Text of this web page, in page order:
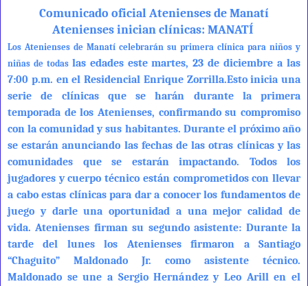
Comunicado oficial Atenienses de Manatí
Atenienses inician clínicas: MANATÍ
Los Atenienses de Manatí celebrarán su primera clínica para niños y
niñas de todas las edades este martes, 23 de diciembre a las
7:00 p.m. en el Residencial Enrique Zorrilla.Esto inicia una
serie de clínicas que se harán durante la primera
temporada de los Atenienses, confirmando su compromiso
con la comunidad y sus habitantes. Durante el próximo año
se estarán anunciando las fechas de las otras clínicas y las
comunidades que se estarán impactando. Todos los
jugadores y cuerpo técnico están comprometidos con llevar
a cabo estas clínicas para dar a conocer los fundamentos de
juego y darle una oportunidad a una mejor calidad de
vida.Atenienses firman su segundo asistente: Durante la
tarde del lunes los Atenienses firmaron a Santiago
“Chaguito” Maldonado Jr. como asistente técnico.
Maldonado se une a Sergio Hernández y Leo Arill en el